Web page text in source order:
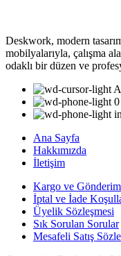
Deskwork, modern
mobilyalarıyla, çalışma
odaklı bir düzen ve
Ana Sayfa
Hakkımızda
İletişim
Kargo ve Gönderim
İptal ve İade
Üyelik Sözleşmesi
Sık Sorulan Sorular
Mesafeli Satış